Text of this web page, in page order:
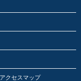
アクセスマップ